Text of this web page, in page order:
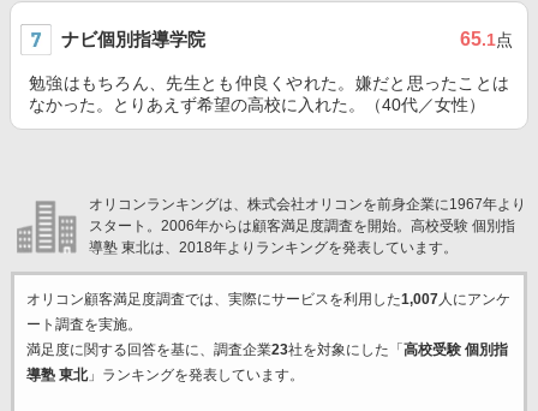
ナビ個別指導学院 65.1点
勉強はもちろん、先生とも仲良くやれた。嫌だと思ったことは
なかった。とりあえず希望の高校に入れた。（40代／女性）
オリコンランキングは、株式会社オリコンを前身企業に1967年より
スタート。2006年からは顧客満足度調査を開始。高校受験 個別指
導塾 東北は、2018年よりランキングを発表しています。
オリコン顧客満足度調査では、実際にサービスを利用した1,007人にアンケ
ート調査を実施。
満足度に関する回答を基に、調査企業23社を対象にした「 高校受験 個別指
導塾 東北」ランキングを発表しています。